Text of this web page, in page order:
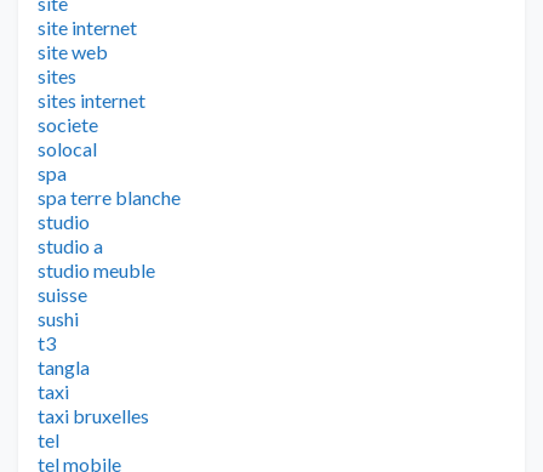
site internet
site web
sites
sites internet
societe
solocal
spa
spa terre blanche
studio
studio a
studio meuble
suisse
sushi
t3
tangla
taxi
taxi bruxelles
tel
tel mobile